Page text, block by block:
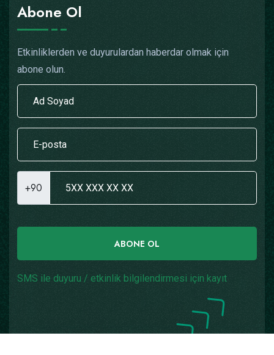
Abone Ol
Etkinliklerden ve duyurulardan haberdar olmak için
abone olun.
+90
ABONE OL
SMS ile duyuru / etkinlik bilgilendirmesi için kayıt